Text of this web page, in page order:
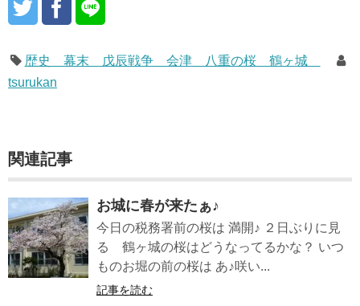
歴史 幕末 戊辰戦争 会津 八重の桜 鶴ヶ城
tsurukan
関連記事
お城に春が来たぁ♪
今日の税務署前の桜は 満開♪ ２日ぶりに見
る 鶴ヶ城の桜はどうなってるかな？ いつ
ものお堀の前の桜は あ♪咲い...
記事を読む